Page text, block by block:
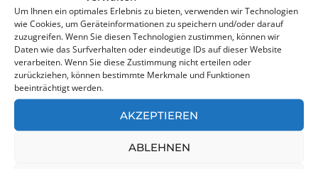
Um Ihnen ein optimales Erlebnis zu bieten, verwenden wir Technologien
wie Cookies, um Geräteinformationen zu speichern und/oder darauf
zuzugreifen. Wenn Sie diesen Technologien zustimmen, können wir
Daten wie das Surfverhalten oder eindeutige IDs auf dieser Website
verarbeiten. Wenn Sie diese Zustimmung nicht erteilen oder
zurückziehen, können bestimmte Merkmale und Funktionen
beeinträchtigt werden.
AKZEPTIEREN
ABLEHNEN
Wachstum von Menschen und ihren Potenzialen für
ihre Passion und Profession. Wertvoll – wirksam –
bewegend!“
MEINE SOCIAL-MEDIA-PROFILE